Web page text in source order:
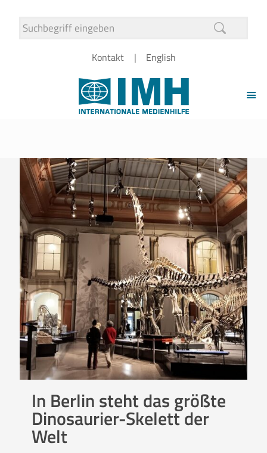
Kontakt English
In Berlin steht das größte
Dinosaurier-Skelett der
Welt